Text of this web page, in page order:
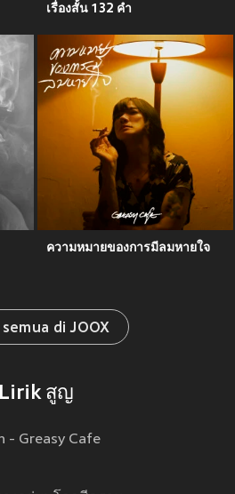
เรื่องสั้น 132 คำ
ความหมายของการมีลมหายใจ
di JOOX
Lirik สูญ
- Greasy Cafe